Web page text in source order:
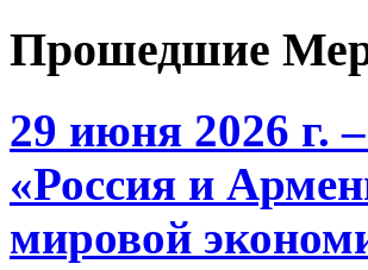
Прошедшие
29 июня 2026 г.
«Россия и
мировой